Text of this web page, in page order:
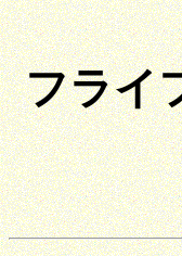
フライ